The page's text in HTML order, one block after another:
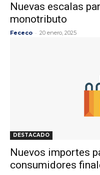
Nuevas escalas
monotributo
Fececo - 20 enero, 2025
DESTACADO
Nuevos importes
consumidores